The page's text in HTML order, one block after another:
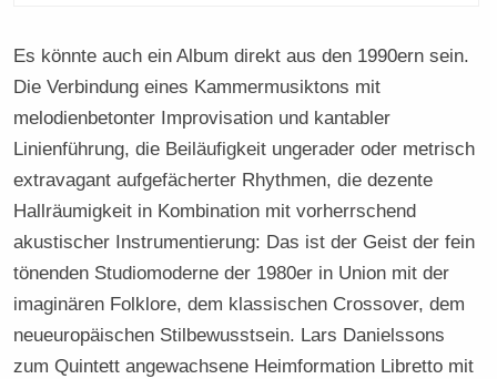
Es könnte auch ein Album direkt aus den 1990ern sein.
Die Verbindung eines Kammermusiktons mit
melodienbetonter Improvisation und kantabler
Linienführung, die Beiläufigkeit ungerader oder metrisch
extravagant aufgefächerter Rhythmen, die dezente
Hallräumigkeit in Kombination mit vorherrschend
akustischer Instrumentierung: Das ist der Geist der fein
tönenden Studiomoderne der 1980er in Union mit der
imaginären Folklore, dem klassischen Crossover, dem
neueuropäischen Stilbewusstsein. Lars Danielssons
zum Quintett angewachsene Heimformation Libretto mit